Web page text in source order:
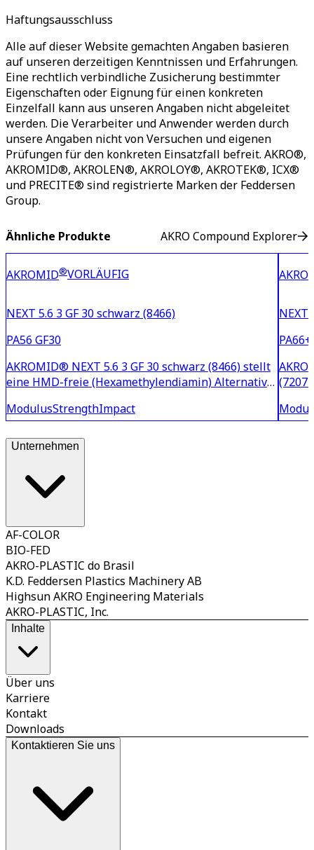
Haftungsausschluss
Alle auf dieser Website gemachten Angaben basieren
auf unseren derzeitigen Kenntnissen und Erfahrungen.
Eine rechtlich verbindliche Zusicherung bestimmter
Eigenschaften oder Eignung für einen konkreten
Einzelfall kann aus unseren Angaben nicht abgeleitet
werden. Die Verarbeiter und Anwender werden durch
unsere Angaben nicht von Versuchen und eigenen
Prüfungen für den konkreten Einsatzfall befreit. AKRO®,
AKROMID®, AKROLEN®, AKROLOY®, AKROTEK®, ICX®
und PRECITE® sind registrierte Marken der Feddersen
Group.
Ähnliche Produkte AKRO Compound Explorer
AKROMID®VORLÄUFIG
NEXT 5.6 3 GF 30 schwarz (8466)
PA56 GF30
AKROMID® NEXT 5.6 3 GF 30 schwarz (8466) stellt
eine HMD-freie (Hexamethylendiamin) Alternative
mit 30% Glasfaserverstärkung eignet sich für
Steifigkeit und
ModulusStrengthImpact
NEXT
PA6/
Unternehmen
AF-COLOR
BIO-FED
AKRO-PLASTIC do Brasil
K.D. Feddersen Plastics Machinery AB
Highsun AKRO Engineering Materials
AKRO-PLASTIC, Inc.
Inhalte
Über uns
Karriere
Kontakt
Downloads
Kontaktieren Sie uns